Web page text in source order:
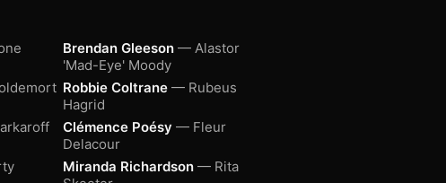
Brendan Gleeson — Alastor
'Mad-Eye' Moody
Robbie Coltrane — Rubeus
Hagrid
Clémence Poésy — Fleur
Delacour
Miranda Richardson — Rita